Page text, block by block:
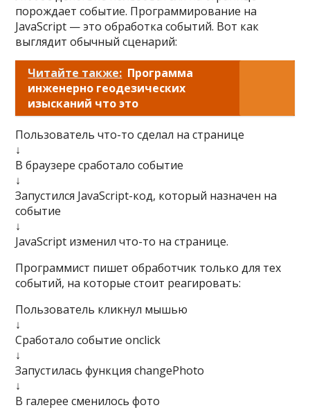
порождает событие. Программирование на
JavaScript — это обработка событий. Вот как
выглядит обычный сценарий:
Читайте также: Программа
инженерно геодезических
изысканий что это
Пользователь что-то сделал на странице
↓
В браузере сработало событие
↓
Запустился JavaScript-код, который назначен на
событие
↓
JavaScript изменил что-то на странице.
Программист пишет обработчик только для тех
событий, на которые стоит реагировать:
Пользователь кликнул мышью
↓
Сработало событие onclick
↓
Запустилась функция changePhoto
↓
В галерее сменилось фото